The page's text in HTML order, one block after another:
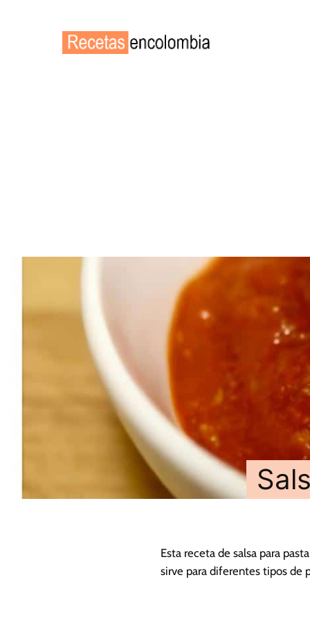
Esta receta de salsa para
sirve para diferentes tipos de